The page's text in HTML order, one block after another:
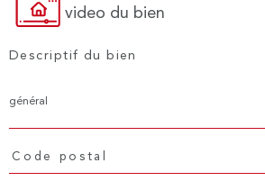
video du bien
Descriptif du bien
général
TRAD_PAMPERO_Caracteristique
Code postal